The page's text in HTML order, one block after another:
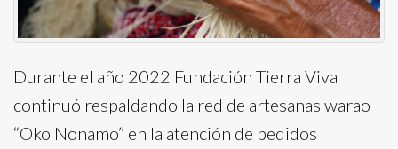
Durante el año 2022 Fundación Tierra Viva
continuó respaldando la red de artesanas warao
“Oko Nonamo” en la atención de pedidos